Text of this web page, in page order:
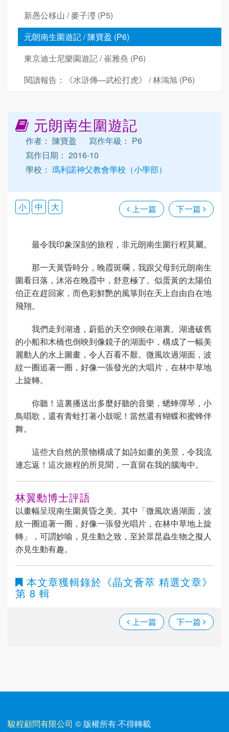
新愚公移山 / 麥子瀅 (P5)
元朗南生圍遊記 / 陳寶盈 (P6)
東京迪士尼樂園遊記 / 崔雅堯 (P6)
閱讀報告：《水滸傳—武松打虎》 / 林鴻旭 (P6)
元朗南生圍遊記
作者： 陳寶盈
寫作年級： P6
寫作日期： 2016-10
學校： 瑪利諾神父教會學校（小學部）
上一篇 下一篇
小 中 大
最令我印象深刻的旅程，非元朗南生圍行程莫屬。
那一天黃昏時分，晚霞斑斕，我跟父母到元朗南生
圍看日落，沐浴在晚霞中，舒意極了。似蛋黃的太陽伯
伯正在趕回家，而色彩鮮艷的風箏則在天上自由自在地
飛翔。
我們走到湖邊，蔚藍的天空倒映在湖裏。湖邊破舊
的小船和木橋也倒映到像鏡子的湖面中，構成了一幅美
麗動人的水上圖畫，令人百看不厭。微風吹過湖面，波
紋一圈追著一圈，好像一張發光的大唱片，在林中草地
上旋轉。
你聽！這裏播送出多麼好聽的音樂，蟋蟀彈琴，小
鳥唱歌，還有青蛙打著小鼓呢！當然還有蝴蝶和蜜蜂伴
舞。
這些大自然的景物構成了如詩如畫的美景，令我流
連忘返！這次旅程的所見聞，一直留在我的腦海中。
林翼勳博士評語
以畫幅呈現南生圍黃昏之美。其中「微風吹過湖面，波
紋一圈追著一圈，好像一張發光唱片，在林中草地上旋
轉」，可謂妙喻，見生動之致，至於眾昆蟲生物之擬人
亦見生動有趣。
本文章獲輯錄於 《晶文薈萃 精選文章》
第 8 輯
上一篇 下一篇
駿程顧問有限公司 © 版權所有·不得轉載